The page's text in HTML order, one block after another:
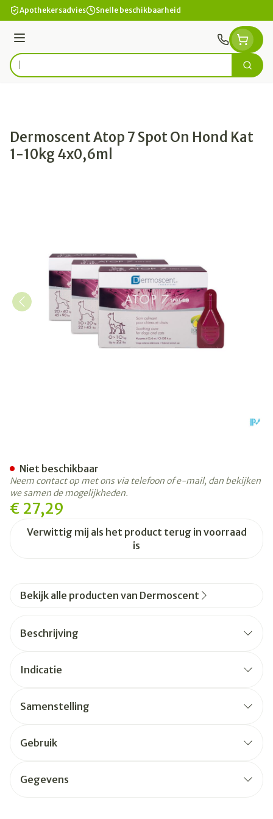
Ga naar de inhoud
Apothekersadvies Snelle beschikbaarheid
Menu
Product, merk, categorie... Zoek
Dermoscent Atop 7 Spot On Hond Kat
1-10kg 4x0,6ml
€ 27,29
Verwittig mij als het product terug in voorraad
is
Niet beschikbaar
Neem contact op met ons via telefoon of e-mail, dan bekijken
we samen de mogelijkheden.
Bekijk alle producten van Dermoscent
Beschrijving
Indicatie
Samenstelling
Gebruik
Gegevens